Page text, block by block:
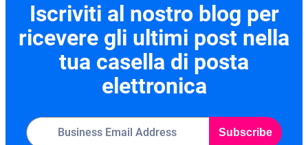
Iscriviti al nostro blog per
ricevere gli ultimi post nella
tua casella di posta
elettronica
Subscribe